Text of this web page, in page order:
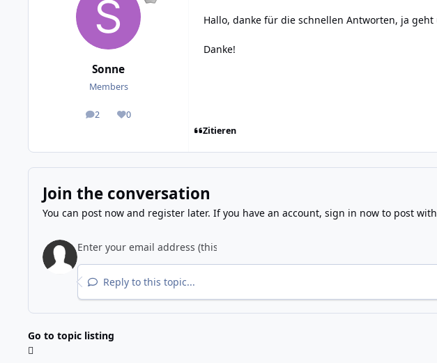
Sonne
Members
2
posts 0
Reputation
Hallo, danke für die schnellen Antworten, ja geht
Danke!
Zitieren
Join the conversation
You can post now and register later. If you have an account, sign in nowto post
Reply to this topic...
Go to topic listing